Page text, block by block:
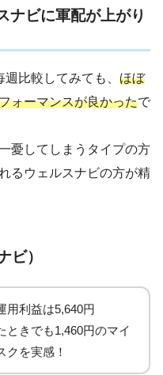
ナビに軍配が上がり
比較してみても、 ほぼ
ォーマンスが良かったで
憂してしまうタイプの方
るウェルスナビの方が精
ビ）
用利益は5,640円
ときでも1,460円のマイ
クを実感！